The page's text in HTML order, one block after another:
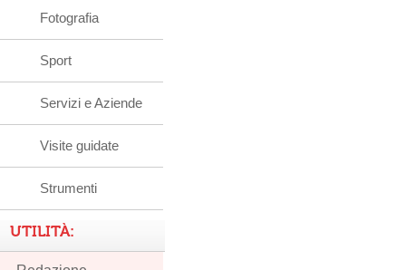
Fotografia
Sport
Servizi e Aziende
Visite guidate
Strumenti
UTILITÀ: